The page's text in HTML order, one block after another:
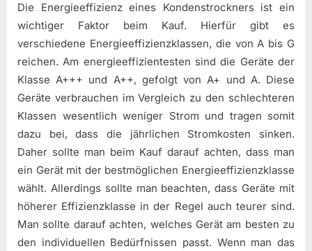
Die Energieeffizienz eines Kondenstrockners ist ein
wichtiger Faktor beim Kauf. Hierfür gibt es
verschiedene Energieeffizienzklassen, die von A bis G
reichen. Am energieeffizientesten sind die Geräte der
Klasse A+++ und A++, gefolgt von A+ und A. Diese
Geräte verbrauchen im Vergleich zu den schlechteren
Klassen wesentlich weniger Strom und tragen somit
dazu bei, dass die jährlichen Stromkosten sinken.
Daher sollte man beim Kauf darauf achten, dass man
ein Gerät mit der bestmöglichen Energieeffizienzklasse
wählt. Allerdings sollte man beachten, dass Geräte mit
höherer Effizienzklasse in der Regel auch teurer sind.
Man sollte darauf achten, welches Gerät am besten zu
den individuellen Bedürfnissen passt. Wenn man das